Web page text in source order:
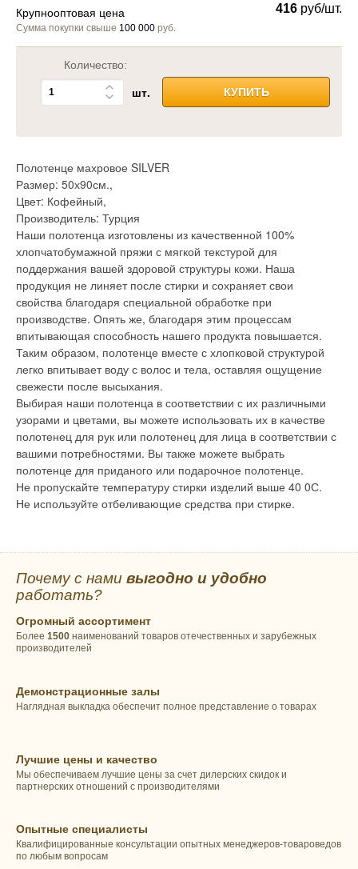
Крупнооптовая цена
Сумма покупки свыше 100 000 руб.
416 руб/шт.
Количество:
шт. КУПИТЬ
Полотенце махровое SILVER
Размер: 50х90см.,
Цвет: Кофейный,
Производитель: Турция
Наши полотенца изготовлены из качественной 100%
хлопчатобумажной пряжи с мягкой текстурой для
поддержания вашей здоровой структуры кожи. Наша
продукция не линяет после стирки и сохраняет свои
свойства благодаря специальной обработке при
производстве. Опять же, благодаря этим процессам
впитывающая способность нашего продукта повышается.
Таким образом, полотенце вместе с хлопковой структурой
легко впитывает воду с волос и тела, оставляя ощущение
свежести после высыхания.
Выбирая наши полотенца в соответствии с их различными
узорами и цветами, вы можете использовать их в качестве
полотенец для рук или полотенец для лица в соответствии с
вашими потребностями. Вы также можете выбрать
полотенце для приданого или подарочное полотенце.
Не пропускайте температуру стирки изделий выше 40 0С.
Не используйте отбеливающие средства при стирке.
Почему с нами выгодно и удобно
работать?
Огромный ассортимент
Более 1500 наименований товаров отечественных и зарубежных
производителей
Демонстрационные залы
Наглядная выкладка обеспечит полное представление о товарах
Лучшие цены и качество
Мы обеспечиваем лучшие цены за счет дилерских скидок и
партнерских отношений с производителями
Опытные специалисты
Квалифицированные консультации опытных менеджеров-товароведов
по любым вопросам